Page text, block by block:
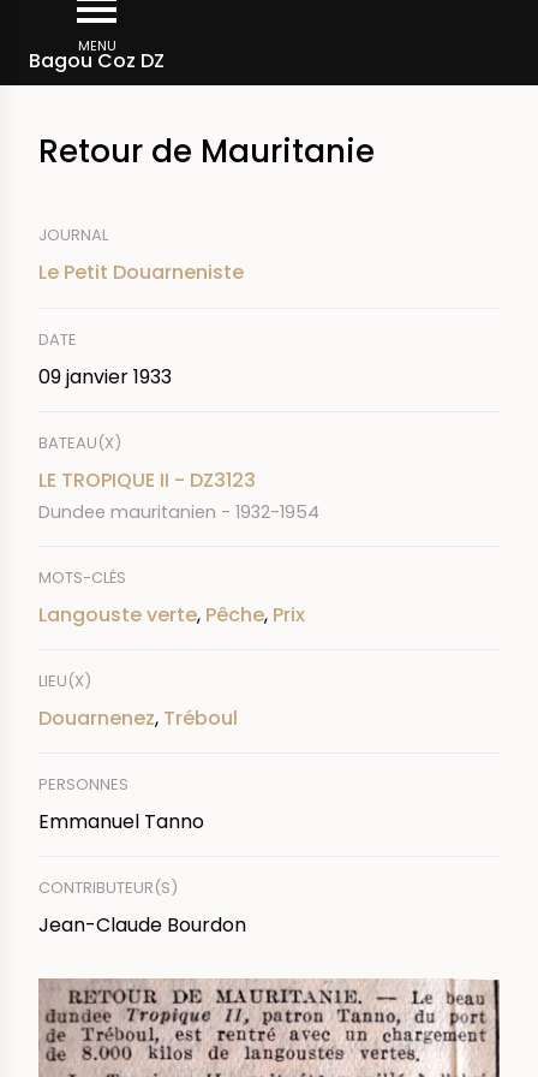
contenu
MENU
Bagou Coz DZ
d'Ariane
Rechercher dans la presse
Retour de Mauritanie
JOURNAL
Le Petit Douarneniste
DATE
09 janvier 1933
BATEAU(X)
LE TROPIQUE II - DZ3123
Dundee mauritanien - 1932-1954
MOTS-CLÉS
Langouste verte, Pêche, Prix
LIEU(X)
Douarnenez, Tréboul
PERSONNES
Emmanuel Tanno
CONTRIBUTEUR(S)
Jean-Claude Bourdon
IMAGE